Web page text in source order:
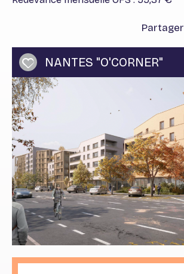
Partager
NANTES "O'CORNER"